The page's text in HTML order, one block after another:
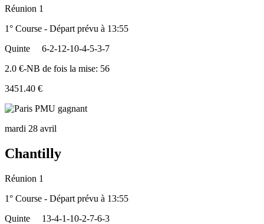
Réunion 1
1° Course - Départ prévu à 13:55
Quinte
6-2-12-10-4-5-3-7
2.0 €-NB de fois la mise: 56
3451.40 €
mardi 28 avril
Chantilly
Réunion 1
1° Course - Départ prévu à 13:55
Quinte
13-4-1-10-2-7-6-3